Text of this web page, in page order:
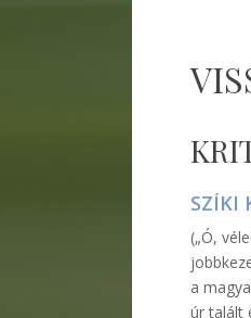
06-
SZÍKI
(„Ó,
a
úr talált